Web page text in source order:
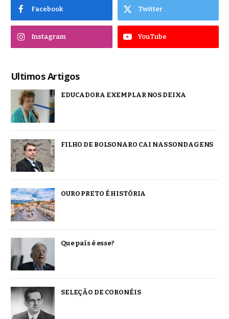
Facebook Twitter
Instagram YouTube
Ultimos Artigos
EDUCADORA EXEMPLAR NOS DEIXA
FILHO DE BOLSONARO CAI NAS SONDAGENS
OURO PRETO É HISTÓRIA
Que país é esse?
SELEÇÃO DE CORONÉIS